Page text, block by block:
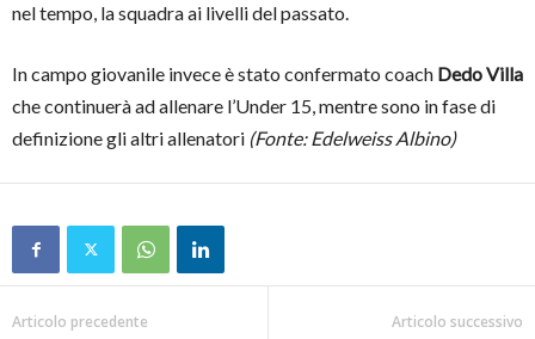
nel tempo, la squadra ai livelli del passato.
In campo giovanile invece è stato confermato coach Dedo Villa
che continuerà ad allenare l’Under 15, mentre sono in fase di
definizione gli altri allenatori (Fonte: Edelweiss Albino)
Articolo precedente Articolo successivo